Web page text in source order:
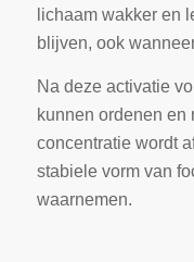
lichaam wakker en
blijven, ook
Na deze activatie
kunnen ordenen en
concentratie wordt
stabiele vorm van
waarnemen.